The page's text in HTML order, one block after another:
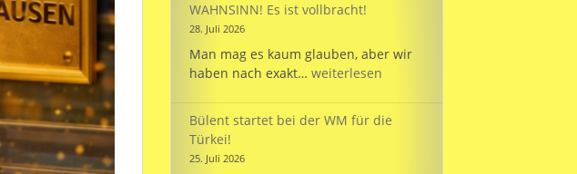
und
unsere
Mannschaft
der
WAHNSINN! Es ist vollbracht!
28. Juli 2026
Man mag es kaum glauben, aber wir
haben nach exakt… WAHNSINN!
vollbracht!
weiterlesen
Bülent startet bei der WM für die
Türkei!
25. Juli 2026